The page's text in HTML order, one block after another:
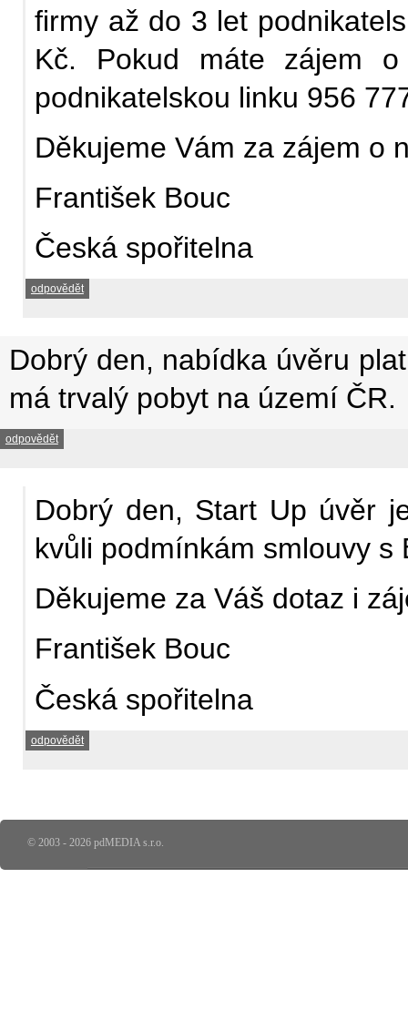
firmy až do 3 let
Kč. Pokud máte zájem
podnikatelskou linku 956
Děkujeme Vám za zájem o
František Bouc
Česká spořitelna
odpovědět
Dobrý den, nabídka úvěru
má trvalý pobyt na území ČR.
odpovědět
Dobrý den, Start Up úvěr
kvůli podmínkám smlouvy s
Děkujeme za Váš dotaz i
František Bouc
Česká spořitelna
odpovědět
© 2003 - 2026 pdMEDIA s.r.o.